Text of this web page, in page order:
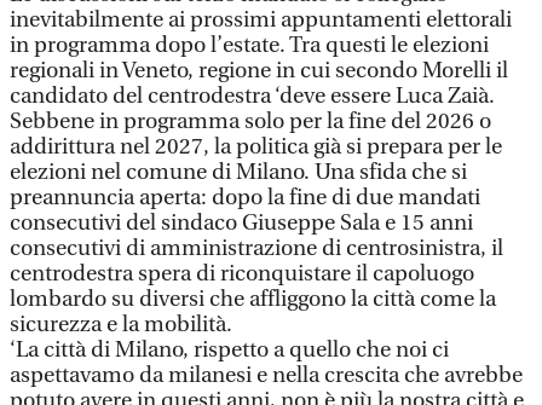
inevitabilmente ai prossimi appuntamenti elettorali
in programma dopo l’estate. Tra questi le elezioni
regionali in Veneto, regione in cui secondo Morelli il
candidato del centrodestra ‘deve essere Luca Zaià.
Sebbene in programma solo per la fine del 2026 o
addirittura nel 2027, la politica già si prepara per le
elezioni nel comune di Milano. Una sfida che si
preannuncia aperta: dopo la fine di due mandati
consecutivi del sindaco Giuseppe Sala e 15 anni
consecutivi di amministrazione di centrosinistra, il
centrodestra spera di riconquistare il capoluogo
lombardo su diversi che affliggono la città come la
sicurezza e la mobilità.
‘La città di Milano, rispetto a quello che noi ci
aspettavamo da milanesi e nella crescita che avrebbe